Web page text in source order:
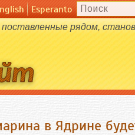
Esperanto
рядом,
в Ядрине